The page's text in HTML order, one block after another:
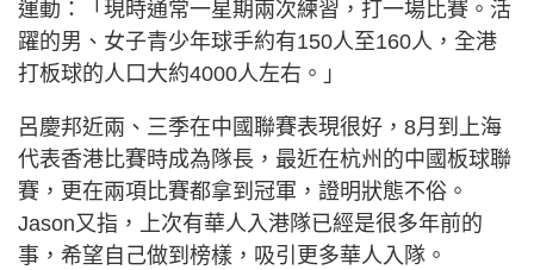
運動：「現時通常一星期兩次練習，打一場比賽。活
躍的男、女子青少年球手約有150人至160人，全港
打板球的人口大約4000人左右。」
呂慶邦近兩、三季在中國聯賽表現很好，8月到上海
代表香港比賽時成為隊長，最近在杭州的中國板球聯
賽，更在兩項比賽都拿到冠軍，證明狀態不俗。
Jason又指，上次有華人入港隊已經是很多年前的
事，希望自己做到榜樣，吸引更多華人入隊。